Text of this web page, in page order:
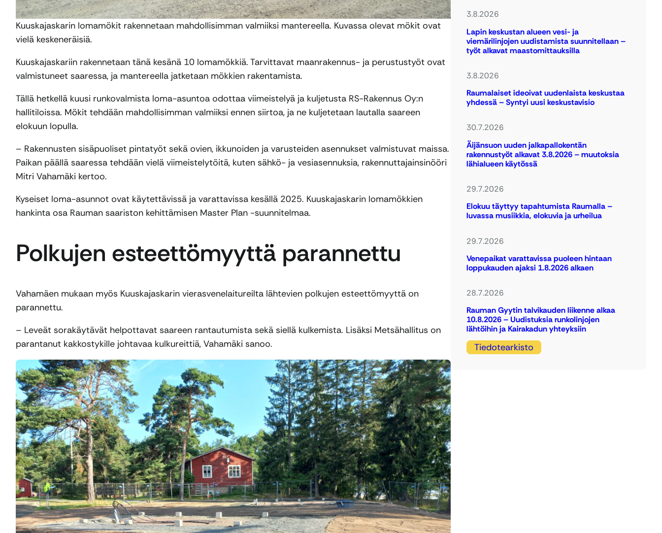
Kuuskajaskarin lomamökit rakennetaan mahdollisimman valmiiksi mantereella. Kuvassa olevat mökit ovat
vielä keskeneräisiä.
Kuuskajaskariin rakennetaan tänä kesänä 10 lomamökkiä. Tarvittavat maanrakennus- ja perustustyöt ovat
valmistuneet saaressa, ja mantereella jatketaan mökkien rakentamista.
Tällä hetkellä kuusi runkovalmista loma-asuntoa odottaa viimeistelyä ja kuljetusta RS-Rakennus Oy:n
hallitiloissa. Mökit tehdään mahdollisimman valmiiksi ennen siirtoa, ja ne kuljetetaan lautalla saareen
elokuun lopulla.
– Rakennusten sisäpuoliset pintatyöt sekä ovien, ikkunoiden ja varusteiden asennukset valmistuvat maissa.
Paikan päällä saaressa tehdään vielä viimeistelytöitä, kuten sähkö- ja vesiasennuksia, rakennuttajainsinööri
Mitri Vahamäki kertoo.
Kyseiset loma-asunnot ovat käytettävissä ja varattavissa kesällä 2025. Kuuskajaskarin lomamökkien
hankinta osa Rauman saariston kehittämisen Master Plan -suunnitelmaa.
Polkujen esteettömyyttä parannettu
Vahamäen mukaan myös Kuuskajaskarin vierasvenelaitureilta lähtevien polkujen esteettömyyttä on
parannettu.
– Leveät sorakäytävät helpottavat saareen rantautumista sekä siellä kulkemista. Lisäksi Metsähallitus on
parantanut kakkostykille johtavaa kulkureittiä, Vahamäki sanoo.
3.8.2026
Lapin keskustan alueen vesi- ja
viemärilinjojen uudistamista suunnitellaan –
työt alkavat maastomittauksilla
3.8.2026
Raumalaiset ideoivat uudenlaista keskustaa
yhdessä – Syntyi uusi keskustavisio
30.7.2026
Äijänsuon uuden jalkapallokentän
rakennustyöt alkavat 3.8.2026 – muutoksia
lähialueen käytössä
29.7.2026
Elokuu täyttyy tapahtumista Raumalla –
luvassa musiikkia, elokuvia ja urheilua
29.7.2026
Venepaikat varattavissa puoleen hintaan
loppukauden ajaksi 1.8.2026 alkaen
28.7.2026
Rauman Gyytin talvikauden liikenne alkaa
10.8.2026 – Uudistuksia runkolinjojen
lähtöihin ja Kairakadun yhteyksiin
Tiedotearkisto